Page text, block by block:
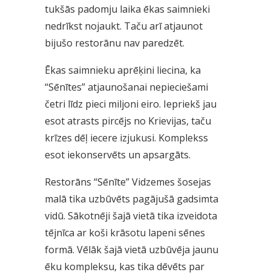
tukšās padomju laika ēkas saimnieki
nedrīkst nojaukt. Taču arī atjaunot
bijušo restorānu nav paredzēt.
Ēkas saimnieku aprēķini liecina, ka
“Sēnītes” atjaunošanai nepieciešami
četri līdz pieci miljoni eiro. Iepriekš jau
esot atrasts pircējs no Krievijas, taču
krīzes dēļ iecere izjukusi. Komplekss
esot iekonservēts un apsargāts.
Restorāns “Sēnīte” Vidzemes šosejas
malā tika uzbūvēts pagājušā gadsimta
vidū. Sākotnēji šajā vietā tika izveidota
tējnīca ar koši krāsotu lapeni sēnes
formā. Vēlāk šajā vietā uzbūvēja jaunu
ēku kompleksu, kas tika dēvēts par